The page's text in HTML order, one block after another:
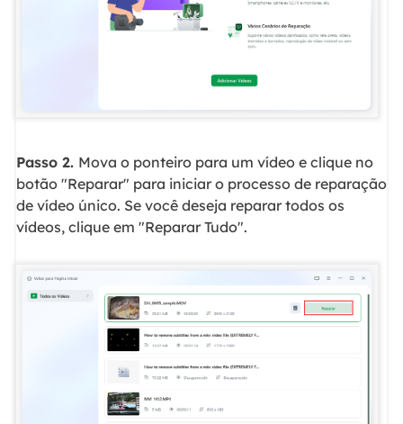
Passo 2. Mova o ponteiro para um vídeo e clique no
botão "Reparar" para iniciar o processo de reparação
de vídeo único. Se você deseja reparar todos os
vídeos, clique em "Reparar Tudo".